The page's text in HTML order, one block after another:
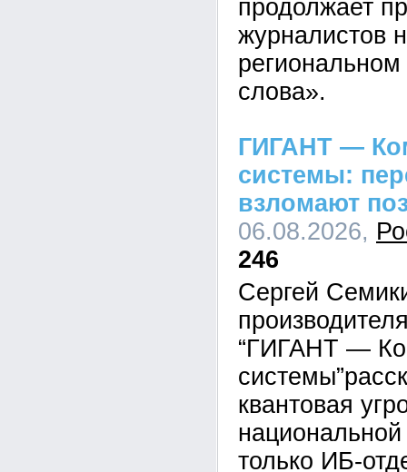
продолжает
журналистов
слова».
ГИГАНТ —
системы:
взломают
06.08.2026,
246
Сергей
“ГИГАНТ —
квантовая
только ИБ-